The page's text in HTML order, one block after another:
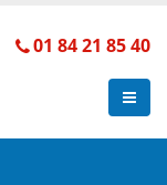
01 84 21 85 40